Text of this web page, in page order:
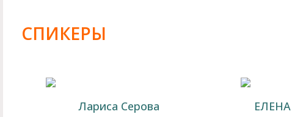
СПИКЕРЫ
Лариса Серова